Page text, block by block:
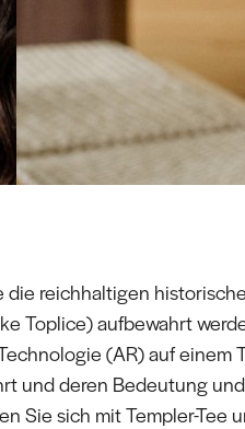
reichhaltigen
Toplice) aufbewahrt
(AR) auf einem
und deren Bedeutung
Sie sich mit Templer-Tee